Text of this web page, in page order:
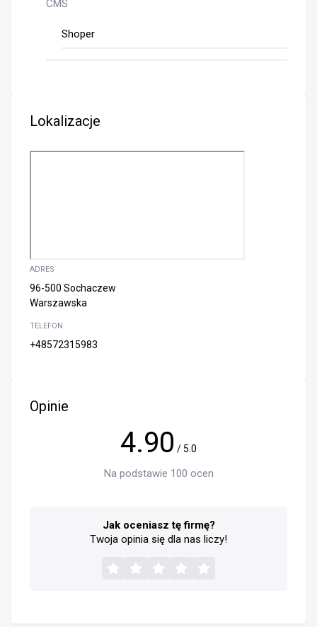
CMS
Shoper
Lokalizacje
ADRES
96-500 Sochaczew
Warszawska
TELEFON
+48572315983
Opinie
4.90 / 5.0
Na podstawie 100 ocen
Jak oceniasz tę firmę?
Twoja opinia się dla nas liczy!